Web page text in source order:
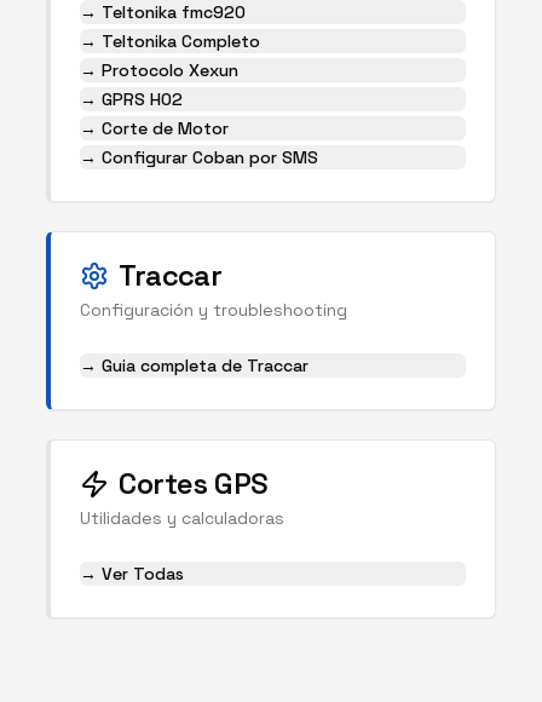
→ Teltonika fmc920
→ Teltonika Completo
→Protocolo Xexun
→GPRS H02
→Corte de Motor
→Configurar Coban por SMS
Traccar
Configuración y troubleshooting
→ Guia completa de Traccar
Cortes GPS
Utilidades y calculadoras
→ Ver Todas